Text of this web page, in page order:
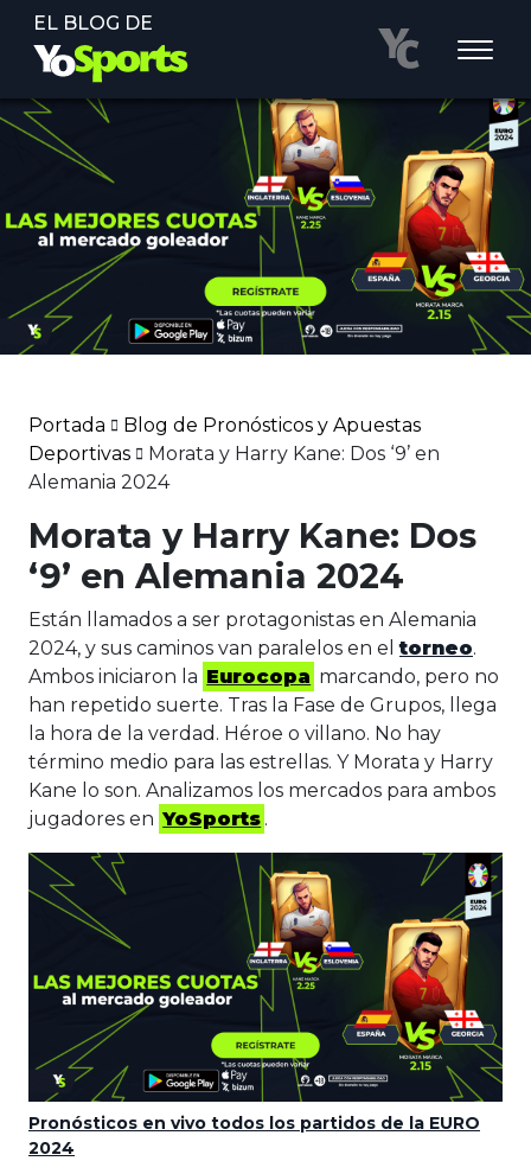
EL BLOG DE
Portada
Blog de Pronósticos y Apuestas
Deportivas
Morata y Harry Kane: Dos ‘9’ en
Alemania 2024
Morata y Harry Kane: Dos
‘9’ en Alemania 2024
Están llamados a ser protagonistas en Alemania
2024, y sus caminos van paralelos en eltorneo.
Ambos iniciaron la Eurocopa marcando, pero no
han repetido suerte. Tras la Fase de Grupos, llega
la hora de la verdad. Héroe o villano. No hay
término medio para las estrellas. Y Morata y Harry
Kane lo son. Analizamos los mercados para ambos
jugadores en YoSports .
Pronósticos en vivo todos los partidos de la EURO
2024